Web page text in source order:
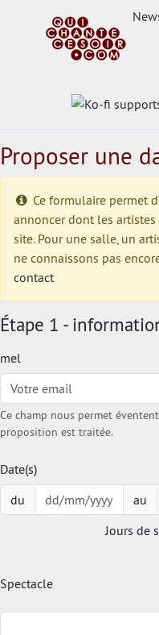
Proposer une
Ce formulaire permet
annoncer dont les
site. Pour une salle, un
ne connaissons pas
contact
Étape 1 -
mel
Ce champ nous permet
proposition est traitée.
Date(s)
du
au
Jours de
Spectacle